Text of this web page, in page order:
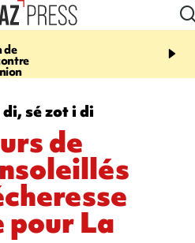
de
15:03
Vaste feu
l'ouest du pays, 20.000
sé zot i di
de
La